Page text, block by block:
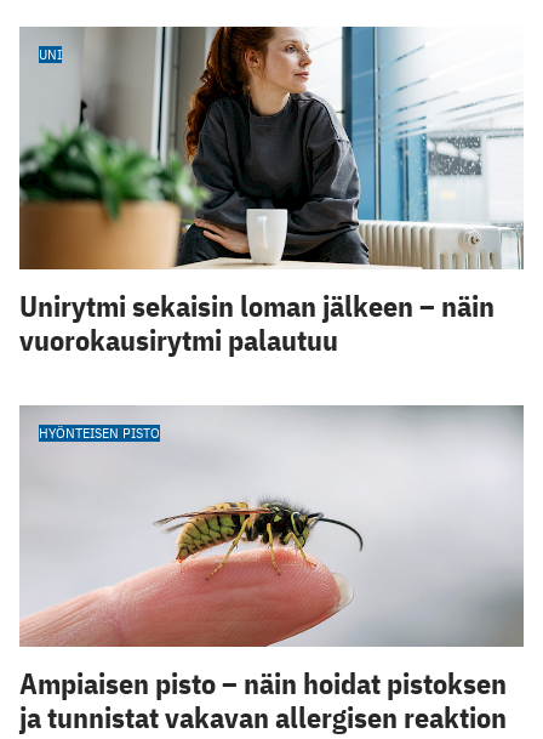
UNI
Unirytmi sekaisin loman jälkeen – näin
vuorokausirytmi palautuu
HYÖNTEISEN PISTO
Ampiaisen pisto – näin hoidat pistoksen
ja tunnistat vakavan allergisen reaktion